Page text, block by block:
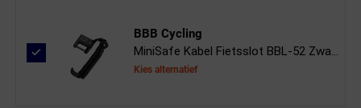
BBB Cycling
MiniSafe Kabel Fietsslot BBL-52 Zwa...
Kies alternatief